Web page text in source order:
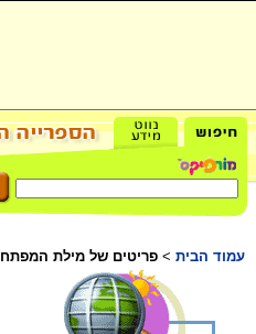
עמוד הבית > פריטים של מילת המפתח